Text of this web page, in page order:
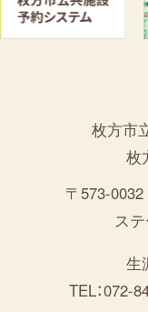
枚方市
枚
〒573-
ス
生
TEL：072-